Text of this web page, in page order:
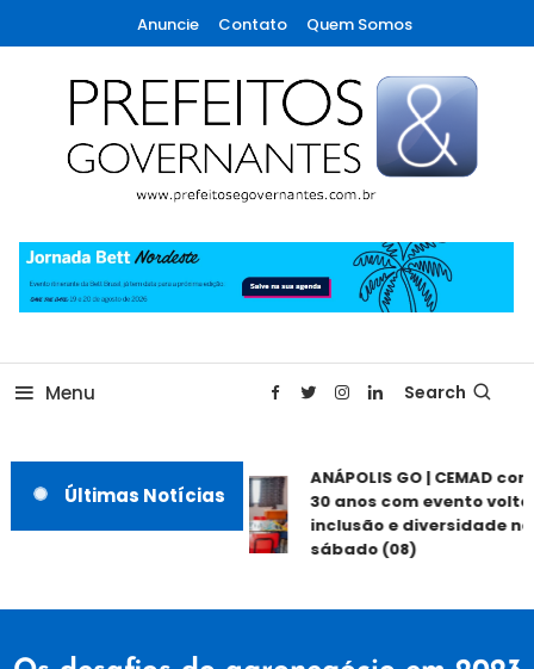
To
Content
Anuncie Contato Quem Somos
Prefeitos & Governantes
Menu Search
Últimas Notícias
ANÁPOLIS GO | CEMAD
30 anos com evento
inclusão e diversidade
sábado (08)